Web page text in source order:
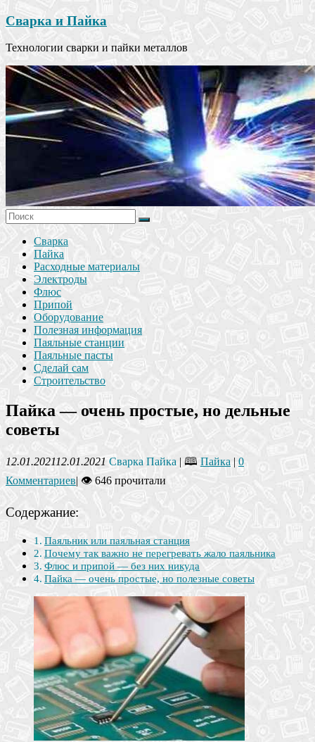
Сварка и Пайка
Технологии сварки и пайки металлов
Сварка
Пайка
Расходные материалы
Электроды
Флюс
Припой
Оборудование
Полезная информация
Паяльные станции
Паяльные пасты
Сделай сам
Строительство
Пайка — очень простые, но дельные
советы
12.01.202112.01.2021 Сварка Пайка | 🕮 Пайка | 0
Комментариев| 👁 646 прочитали
Содержание:
Паяльник или паяльная станция
Почему так важно не перегревать жало паяльника
Флюс и припой — без них никуда
Пайка — очень простые, но полезные советы